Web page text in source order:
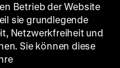
Betrieb der Website
sie grundlegende
Netzwerkfreiheit und
Sie können diese